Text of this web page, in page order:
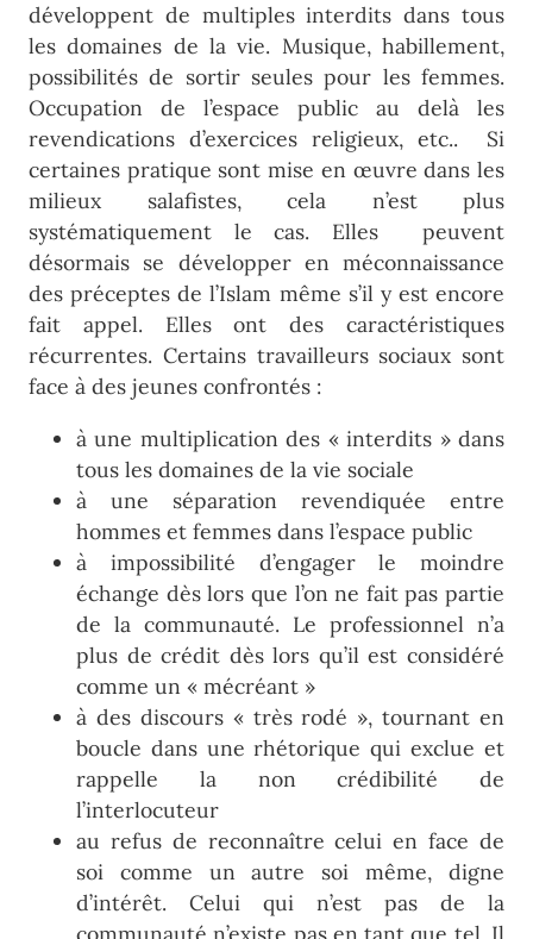
développent de multiples interdits dans tous
les domaines de la vie. Musique, habillement,
possibilités de sortir seules pour les femmes.
Occupation de l’espace public au delà les
revendications d’exercices religieux, etc.. Si
certaines pratique sont mise en œuvre dans les
milieux salafistes, cela n’est plus
systématiquement le cas. Elles peuvent
désormais se développer en méconnaissance
des préceptes de l’Islam même s’il y est encore
fait appel. Elles ont des caractéristiques
récurrentes. Certains travailleurs sociaux sont
face à des jeunes confrontés :
à une multiplication des « interdits » dans
tous les domaines de la vie sociale
à une séparation revendiquée entre
hommes et femmes dans l’espace public
à impossibilité d’engager le moindre
échange dès lors que l’on ne fait pas partie
de la communauté. Le professionnel n’a
plus de crédit dès lors qu’il est considéré
comme un « mécréant »
à des discours « très rodé », tournant en
boucle dans une rhétorique qui exclue et
rappelle la non crédibilité de
l’interlocuteur
au refus de reconnaître celui en face de
soi comme un autre soi même, digne
d’intérêt. Celui qui n’est pas de la
communauté n’existe pas en tant que tel. Il